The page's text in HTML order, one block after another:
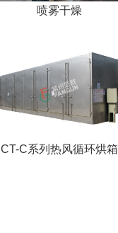
喷雾干燥
CT-C系列热风循环烘箱